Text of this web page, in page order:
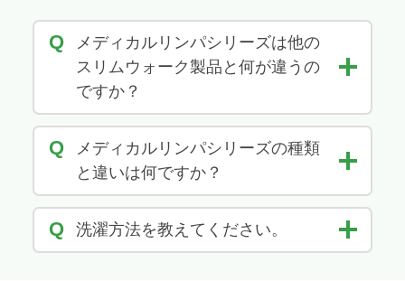
Q
メディカルリンパシリーズは他の
スリムウォーク製品と何が違うの
ですか？
Q
メディカルリンパシリーズの種類
と違いは何ですか？
Q 洗濯方法を教えてください。